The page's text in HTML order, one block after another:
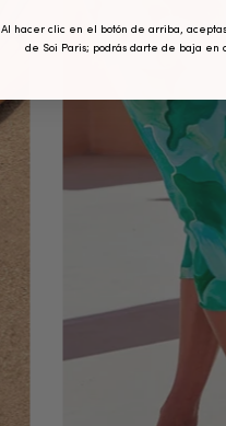
Al hacer clic en el botón de arriba,
de Soi Paris; podrás darte de baja en